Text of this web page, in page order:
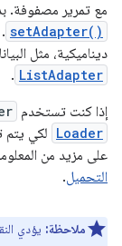
مع تمرير مصفوفة.
setAdapter()
ديناميكية، مثل
ListAdapter
.
إذا كنت تستخدم
Loader لكي يتم
على مزيد من
التحميل.
ملاحظة: يؤدي